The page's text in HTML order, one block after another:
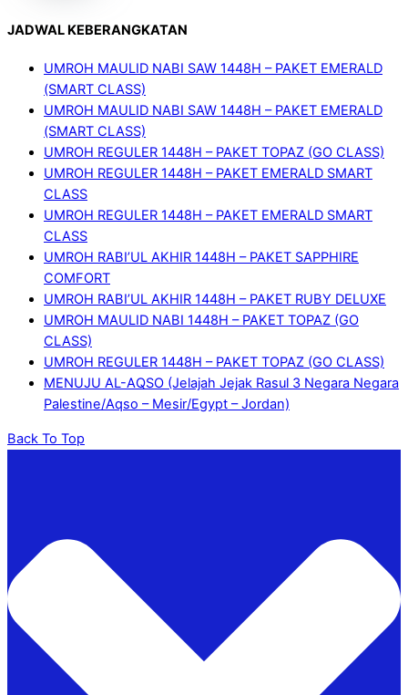
JADWAL KEBERANGKATAN
UMROH MAULID NABI SAW 1448H – PAKET EMERALD
(SMART CLASS)
UMROH MAULID NABI SAW 1448H – PAKET EMERALD
(SMART CLASS)
UMROH REGULER 1448H – PAKET TOPAZ (GO CLASS)
UMROH REGULER 1448H – PAKET EMERALD SMART
CLASS
UMROH REGULER 1448H – PAKET EMERALD SMART
CLASS
UMROH RABI’UL AKHIR 1448H – PAKET SAPPHIRE
COMFORT
UMROH RABI’UL AKHIR 1448H – PAKET RUBY DELUXE
UMROH MAULID NABI 1448H – PAKET TOPAZ (GO
CLASS)
UMROH REGULER 1448H – PAKET TOPAZ (GO CLASS)
MENUJU AL-AQSO (Jelajah Jejak Rasul 3 Negara Negara
Palestine/Aqso – Mesir/Egypt – Jordan)
Back To Top